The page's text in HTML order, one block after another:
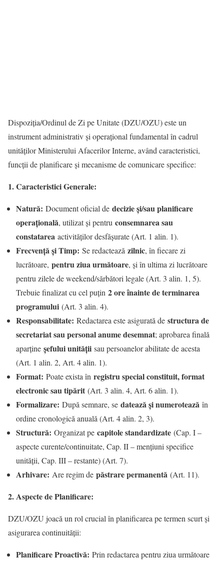
Dispoziția/Ordinul de Zi pe Unitate (DZU/OZU) este un
instrument administrativ și operațional fundamental în cadrul
unităților Ministerului Afacerilor Interne, având caracteristici,
funcții de planificare și mecanisme de comunicare specifice:
1. Caracteristici Generale:
Natură: Document oficial de decizie și/sau planificare
operațională, utilizat și pentru consemnarea sau
constatarea activităților desfășurate (Art. 1 alin. 1).
Frecvență și Timp: Se redactează zilnic, în fiecare zi
lucrătoare, pentru ziua următoare, și în ultima zi lucrătoare
pentru zilele de weekend/sărbători legale (Art. 3 alin. 1, 5).
Trebuie finalizat cu cel puțin 2 ore înainte de terminarea
programului (Art. 3 alin. 4).
Responsabilitate: Redactarea este asigurată de structura de
secretariat sau personal anume desemnat; aprobarea finală
aparține șefului unității sau persoanelor abilitate de acesta
(Art. 1 alin. 2, Art. 4 alin. 1).
Format: Poate exista în registru special constituit, format
electronic sau tipărit (Art. 3 alin. 4, Art. 6 alin. 1).
Formalizare: După semnare, se datează și numerotează în
ordine cronologică anuală (Art. 4 alin. 2, 3).
Structură: Organizat pe capitole standardizate (Cap. I –
aspecte curente/continuitate, Cap. II – mențiuni specifice
unității, Cap. III – restante) (Art. 7).
Arhivare: Are regim de păstrare permanentă (Art. 11).
2. Aspecte de Planificare:
DZU/OZU joacă un rol crucial în planificarea pe termen scurt și
asigurarea continuității:
Planificare Proactivă: Prin redactarea pentru ziua următoare